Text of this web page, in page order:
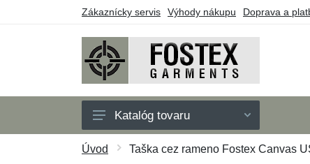
Zákaznícky servis Výhody nákupu Doprava a
Pánske
Katalóg tovaru
Úvod Taška cez rameno Fostex Canvas